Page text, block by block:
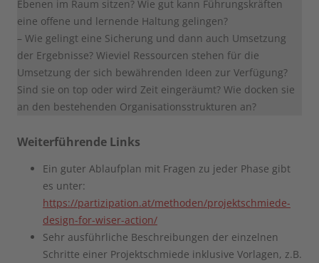
Ebenen im Raum sitzen? Wie gut kann Führungskräften
eine offene und lernende Haltung gelingen?
– Wie gelingt eine Sicherung und dann auch Umsetzung
der Ergebnisse? Wieviel Ressourcen stehen für die
Umsetzung der sich bewährenden Ideen zur Verfügung?
Sind sie on top oder wird Zeit eingeräumt? Wie docken sie
an den bestehenden Organisationsstrukturen an?
Weiterführende Links
Ein guter Ablaufplan mit Fragen zu jeder Phase gibt
es unter:
https://partizipation.at/methoden/projektschmiede-
design-for-wiser-action/
Sehr ausführliche Beschreibungen der einzelnen
Schritte einer Projektschmiede inklusive Vorlagen, z.B.